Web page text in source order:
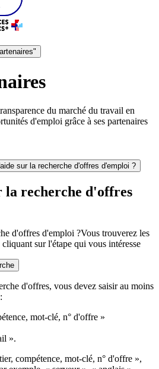
du marché du travail en
d'emploi grâce à ses partenaires
sur la recherche d'offres d'emploi ?
la recherche d'offres
d'offres d'emploi ?Vous trouverez les
sur l'étape qui vous intéresse
d'offres, vous devez saisir au moins
mot-clé, n° d'offre »
».
compétence, mot-clé, n° d'offre »,